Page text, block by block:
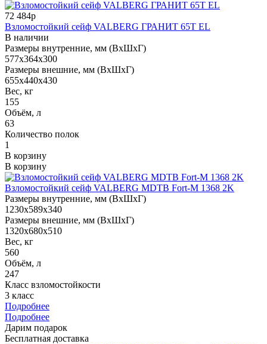
72 484р
Взломостойкий сейф VALBERG ГРАНИТ 65Т EL
В наличии
Размеры внутренние, мм (ВхШхГ)
577x364x300
Размеры внешние, мм (ВхШхГ)
655x440x430
Вес, кг
155
Объём, л
63
Количество полок
1
В корзину
В корзину
Взломостойкий сейф VALBERG MDTB Fort-M 1368 2K
Размеры внутренние, мм (ВхШхГ)
1230x589x340
Размеры внешние, мм (ВхШхГ)
1320x680x510
Вес, кг
560
Объём, л
247
Класс взломостойкости
3 класс
Подробнее
Подробнее
Дарим подарок
Бесплатная доставка